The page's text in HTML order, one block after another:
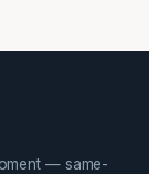
— same-